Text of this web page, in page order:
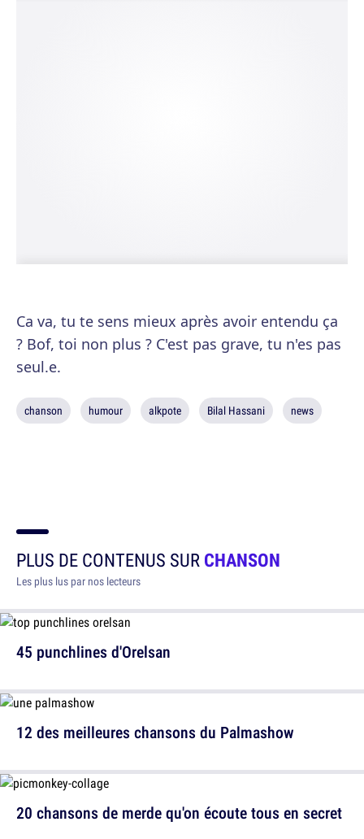
Ca va, tu te sens mieux après avoir entendu ça
? Bof, toi non plus ? C'est pas grave, tu n'es pas
seul.e.
chanson humour alkpote Bilal Hassani news
PLUS DE CONTENUS SURCHANSON
Les plus lus par nos lecteurs
45 punchlines d'Orelsan
20 chansons de merde qu'on écoute tous en secret
12 des meilleures chansons du Palmashow